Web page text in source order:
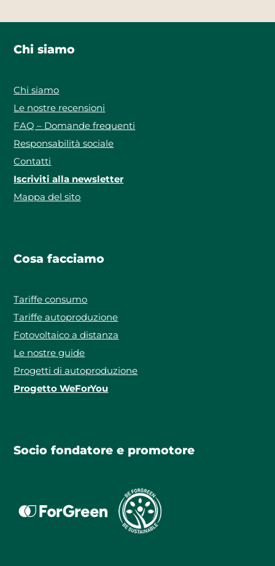
Chi siamo
Chi siamo
Le nostre recensioni
FAQ – Domande frequenti
Responsabilità sociale
Contatti
Iscriviti alla newsletter
Mappa del sito
Cosa facciamo
Tariffe consumo
Tariffe autoproduzione
Fotovoltaico a distanza
Le nostre guide
Progetti di autoproduzione
Progetto WeForYou
Socio fondatore e promotore